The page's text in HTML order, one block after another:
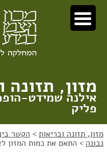
דלג
לתוכן
דלג
לניווט
מזון, תזונה
אילנה שמידט-
פליק
מזון, תזונה ובריאות > הקשר
נבונה > התאם את כמות המזון